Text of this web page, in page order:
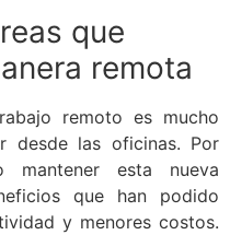
que
remota
remoto es mucho
desde las oficinas. Por
mantener esta nueva
que han podido
y menores costos.